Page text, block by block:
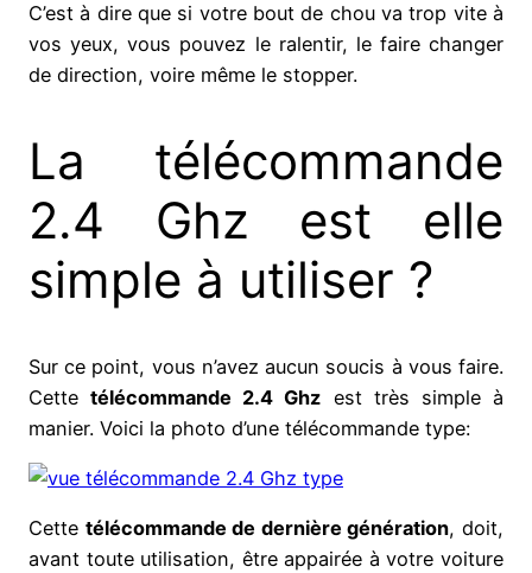
C’est à dire que si votre bout de chou va trop vite à
vos yeux, vous pouvez le ralentir, le faire changer
de direction, voire même le stopper.
La télécommande
2.4 Ghz est elle
simple à utiliser ?
Sur ce point, vous n’avez aucun soucis à vous faire.
Cettetélécommande 2.4 Ghz est très simple à
manier. Voici la photo d’une télécommande type:
Cette télécommande de dernière génération, doit,
avant toute utilisation, être appairée à votre voiture